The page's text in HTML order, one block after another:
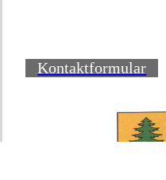
Kontaktformular